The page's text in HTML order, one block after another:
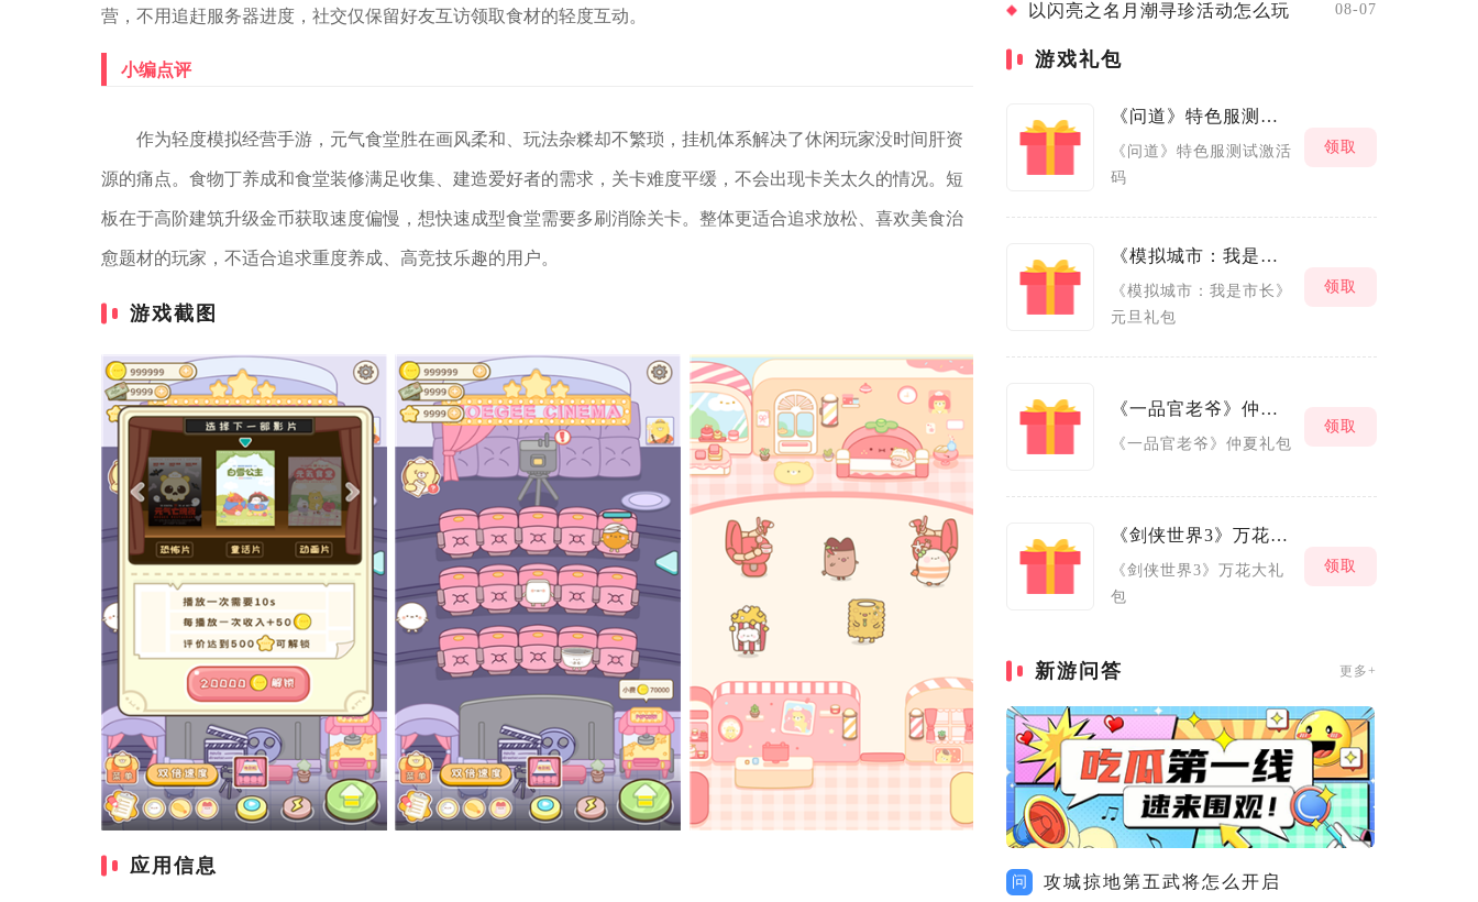
营，不用追赶服务器进度，社交仅保留好友互访领取食材的轻度互动。
小编点评
作为轻度模拟经营手游，元气食堂胜在画风柔和、玩法杂糅却不繁琐，挂机体系解决了休闲玩家没时间肝资
源的痛点。食物丁养成和食堂装修满足收集、建造爱好者的需求，关卡难度平缓，不会出现卡关太久的情况。短
板在于高阶建筑升级金币获取速度偏慢，想快速成型食堂需要多刷消除关卡。整体更适合追求放松、喜欢美食治
愈题材的玩家，不适合追求重度养成、高竞技乐趣的用户。
游戏截图
应用信息
以闪亮之名月潮寻珍活动怎么玩 08-07
游戏礼包
《问道》特色服测试激活码
《问道》特色服测试激活
码
领取
《模拟城市：我是市长》元旦礼包
《模拟城市：我是市长》
元旦礼包
领取
《一品官老爷》仲夏礼包
《一品官老爷》仲夏礼包
领取
《剑侠世界3》万花大礼包
《剑侠世界3》万花大礼
包
领取
新游问答 更多+
问 攻城掠地第五武将怎么开启